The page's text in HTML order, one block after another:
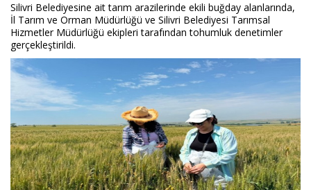
Silivri Belediyesine ait tarım arazilerinde ekili buğday alanlarında,
İl Tarım ve Orman Müdürlüğü ve Silivri Belediyesi Tarımsal
Hizmetler Müdürlüğü ekipleri tarafından tohumluk denetimler
gerçekleştirildi.
ANKETLER
VİDEO GALERİ
KÜNYE
İLETİŞİM